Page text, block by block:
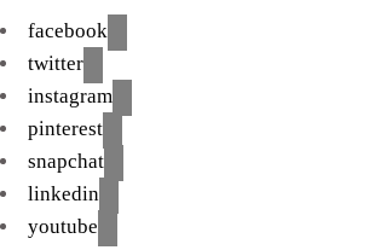
facebook
twitter
instagram
pinterest
snapchat
linkedin
youtube